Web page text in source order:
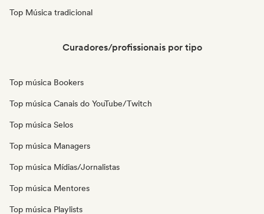
Top Música tradicional
Curadores/profissionais por tipo
Top música Bookers
Top música Canais do YouTube/Twitch
Top música Selos
Top música Managers
Top música Mídias/Jornalistas
Top música Mentores
Top música Playlists